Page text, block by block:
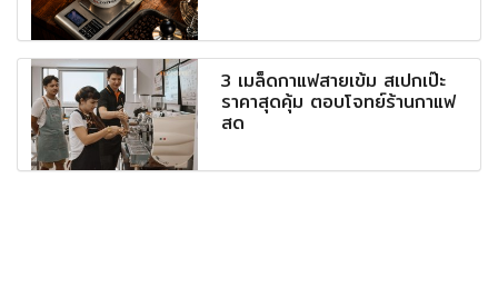
3 เมล็ดกาแฟสายเข้ม สเปกเป๊ะ
ราคาสุดคุ้ม ตอบโจทย์ร้านกาแฟ
สด